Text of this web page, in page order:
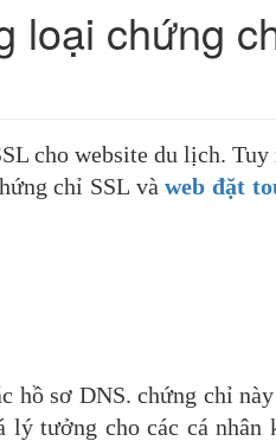
loại chứng
cho website du lịch. Tuy
chỉ SSL vàweb đặt
hồ sơ DNS. chứng chỉ
tưởng cho các cá nhân